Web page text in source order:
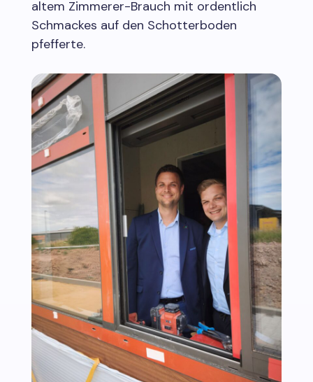
altem Zimmerer-Brauch mit ordentlich
Schmackes auf den Schotterboden
pfefferte.